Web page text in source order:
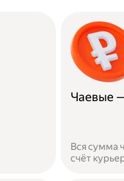
Чаевые
Вся сумма
счёт